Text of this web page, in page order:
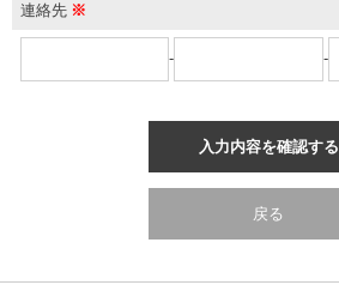
連絡先 ※
- -
入力内容を確認する
戻る